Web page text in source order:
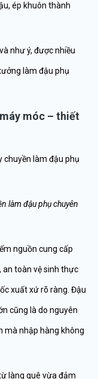
ép khuôn thành
như ý, được nhiều
làm đậu phụ
móc – thiết
làm đậu phụ chuyên
nguồn cung cấp
toàn vệ sinh thực
xuất xứ rõ ràng. Đậu
cũng là do nguyên
mà nhập hàng không
làng quê vừa đảm